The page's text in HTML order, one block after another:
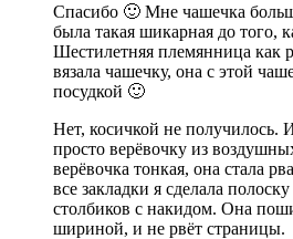
Спасибо 🙂 Мне чашечка
была такая шикарная до того,
Шестилетняя племянница как
вязала чашечку, она с этой
посудкой 🙂
Нет, косичкой не получилось.
просто верёвочку из
верёвочка тонкая, она стала
все закладки я сделала
столбиков с накидом. Она
шириной, и не рвёт страницы.